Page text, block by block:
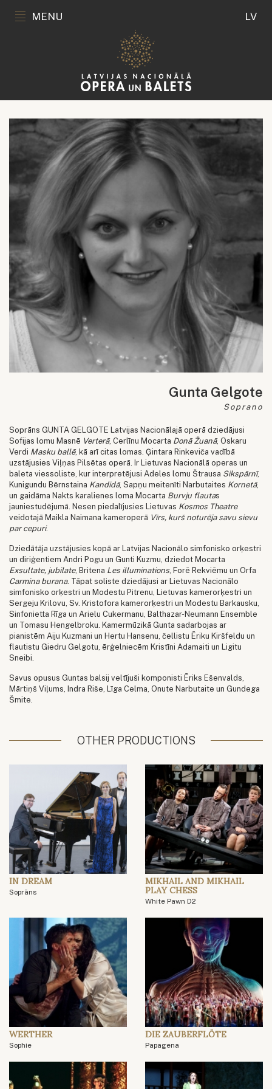
MENU LV
Gunta Gelgote
Soprano
Soprāns GUNTA GELGOTE Latvijas Nacionālajā operā dziedājusi
Sofijas lomu Masnē Verterā, Cerlīnu Mocarta Donā Žuanā, Oskaru
Verdi Masku ballē, kā arī citas lomas. Ģintara Rinkeviča vadībā
uzstājusies Viļņas Pilsētas operā. Ir Lietuvas Nacionālā operas un
baleta viessoliste, kur interpretējusi Adeles lomu Štrausa Sikspārnī,
Kunigundu Bērnstaina Kandidā, Sapņu meitenīti Narbutaites Kornetā,
un gaidāma Nakts karalienes loma Mocarta Burvju flautas
jauniestudējumā. Nesen piedalījusies Lietuvas Kosmos Theatre
veidotajā Maikla Naimana kameroperā Vīrs, kurš noturēja savu sievu
par cepuri.
Dziedātāja uzstājusies kopā ar Latvijas Nacionālo simfonisko orķestri
un diriģentiem Andri Pogu un Gunti Kuzmu, dziedot Mocarta
Exsultate, jubilate, Britena Les illuminations , Forē Rekviēmu un Orfa
Carmina burana. Tāpat soliste dziedājusi ar Lietuvas Nacionālo
simfonisko orķestri un Modestu Pitrenu, Lietuvas kamerorķestri un
Sergeju Krilovu, Sv. Kristofora kamerorķestri un Modestu Barkausku,
Sinfonietta Rīga un Arielu Cukermanu, Balthazar-Neumann Ensemble
un Tomasu Hengelbroku. Kamermūzikā Gunta sadarbojas ar
pianistēm Aiju Kuzmani un Hertu Hansenu, čellistu Ēriku Kiršfeldu un
flautistu Giedru Gelgotu, ērģelniecēm Kristīni Adamaiti un Ligitu
Sneibi.
Savus opusus Guntas balsij veltījuši komponisti Ēriks Ešenvalds,
Mārtiņš Viļums, Indra Riše, Līga Celma, Onute Narbutaite un Gundega
Šmite.
OTHER PRODUCTIONS
IN DREAM
Soprāns
MIKHAIL AND MIKHAIL
PLAY CHESS
White Pawn D2
WERTHER
Sophie
DIE ZAUBERFLÖTE
Papagena